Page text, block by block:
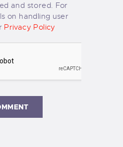
and stored. For
on handling user
Privacy Policy